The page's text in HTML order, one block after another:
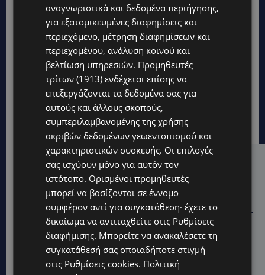
Hot this week
ΕΞΩΤΙΚΑ ΖΩΑ ΣΤΗΝ ΚΥΠΡΟ: Πότε επιτρέπεται και
πότε απαγορεύεται να έχεις μαϊμού ως κατοικίδιο –
Ποια ζώα μπορείς να διατηρείς νόμιμα
UPDATES
ΧΩΡΙΣ ΣΩΣΣΙΒΙΟ Η ΘΑΛΑΣΣΙΑ ΣΥΝΔΕΣΗ ΚΥΠΡΟΥ-
αναγνωριστικά και δεδομένα περιήγησης,
για εξατομικευμένες διαφημίσεις και
περιεχόμενο, μέτρηση διαφημίσεων και
περιεχομένου, ανάλυση κοινού και
βελτίωση υπηρεσιών. Προμηθευτές
τρίτων (1913) ενδέχεται επίσης να
επεξεργάζονται τα δεδομένα σας για
αυτούς και άλλους σκοπούς,
συμπεριλαμβανομένης της χρήσης
ακριβών δεδομένων γεωεντοπισμού και
χαρακτηριστικών συσκευής. Οι επιλογές
σας ισχύουν μόνο για αυτόν τον
ιστότοπο. Ορισμένοι προμηθευτές
μπορεί να βασίζονται σε έννομο
συμφέρον αντί για συγκατάθεση· έχετε το
δικαίωμα να αντιταχθείτε στις Ρυθμίσεις
διαφήμισης. Μπορείτε να ανακαλέσετε τη
συγκατάθεσή σας οποιαδήποτε στιγμή
στις Ρυθμίσεις cookies. Πολιτική